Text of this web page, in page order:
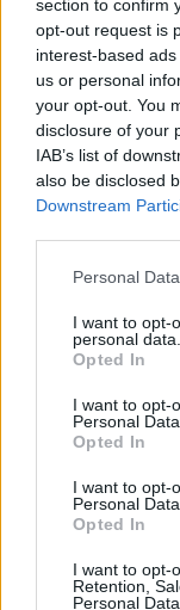
section to confirm
opt-out request is
interest-based
us or personal
your opt-out. You
disclosure of your
IAB’s list of
also be disclosed
Downstream
Personal
I want to opt-
personal data.
Opted In
I want to opt-
Personal Data.
Opted In
I want to opt-
Personal
Opted In
I want to opt-
Retention,
Personal
συνεχίζουν να
μετά τα
δύο εξ αυτών
και στην
από τα
καλό
είναι
πιστεύεται
των 737 MAX.
Μια
εντοπισμού
ανακοίνωσε
για τη θέση